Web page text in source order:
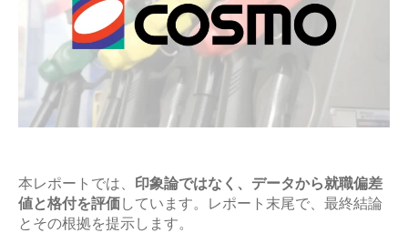
年
収
業
研
【激
務？
本レポートでは、 印象論ではなく、データから就職偏差
値と格付を評価しています。レポート末尾で、最終結論
とその根拠を提示します。